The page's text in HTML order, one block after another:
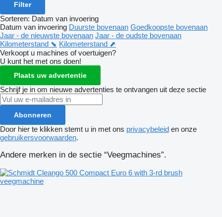
Filter
Sorteren: Datum van invoering
Datum van invoering Duurste bovenaan Goedkoopste bovenaan
Jaar - de nieuwste bovenaan Jaar - de oudste bovenaan
Kilometerstand ⬊ Kilometerstand ⬈
Verkoopt u machines of voertuigen?
U kunt het met ons doen!
Plaats uw advertentie
Schrijf je in om nieuwe advertenties te ontvangen uit deze sectie
Abonneren
Door hier te klikken stemt u in met ons privacybeleid en onze
gebruikersvoorwaarden.
Andere merken in de sectie “Veegmachines”.